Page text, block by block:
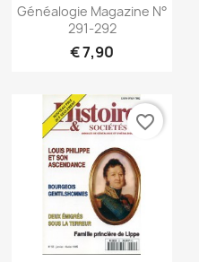
Snel bekijken
Généalogie Magazine N°
291-292
€ 7,90
favorite_border